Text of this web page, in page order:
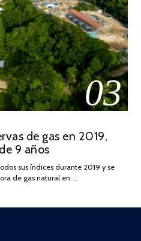
03
de gas en 2019,
9 años
sus índices durante 2019 y se
de gas natural en …